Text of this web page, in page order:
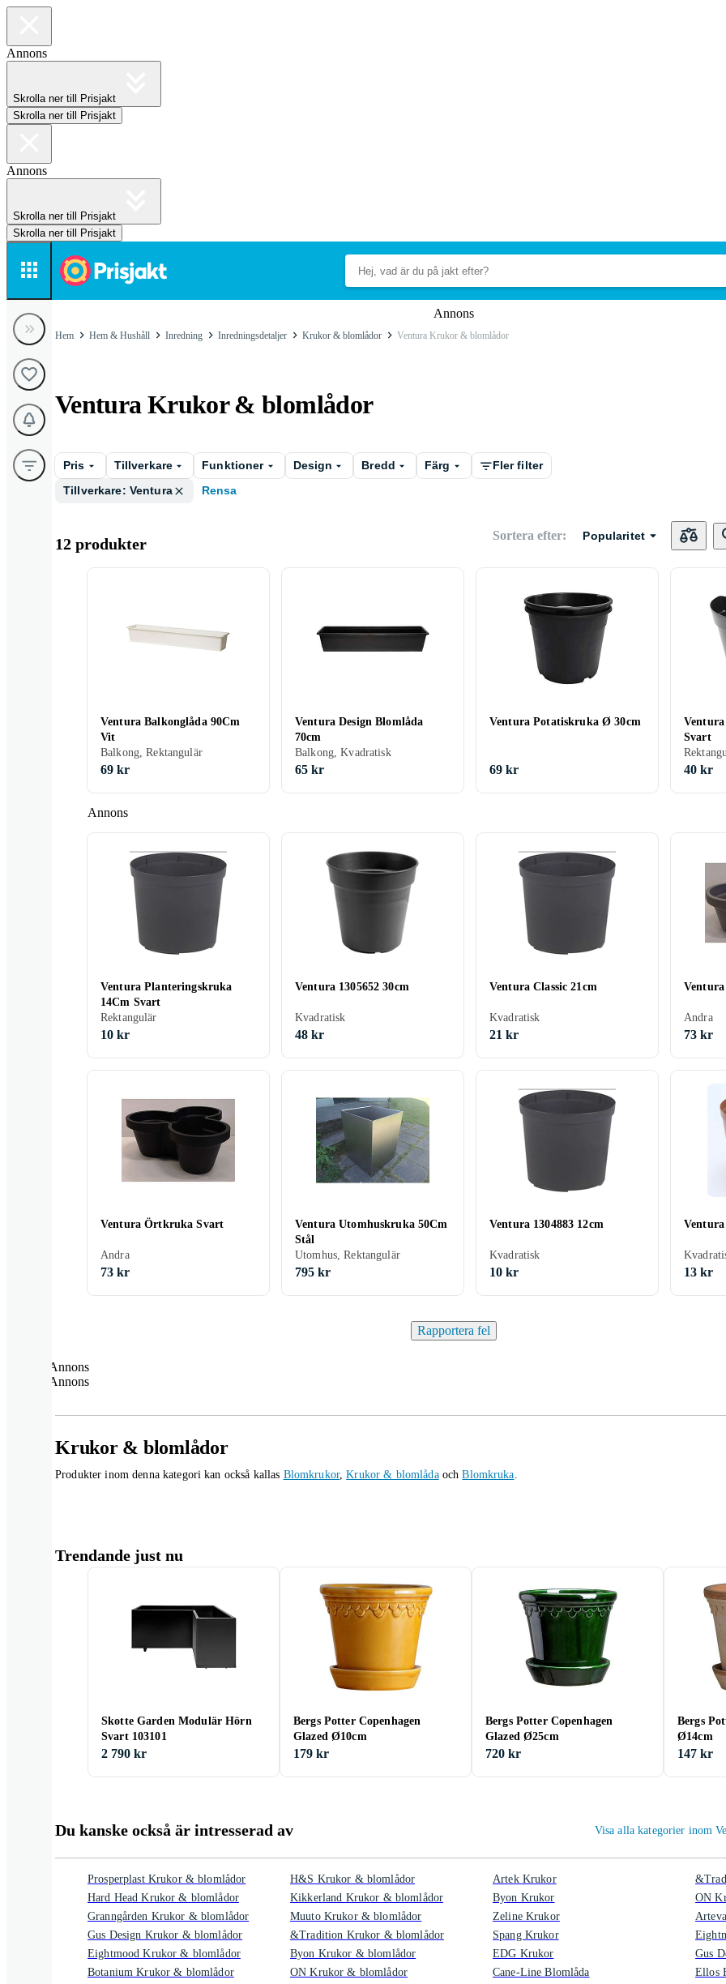
Annons
Skrolla ner till Prisjakt
Skrolla ner till Prisjakt
Annons
Skrolla ner till Prisjakt
Skrolla ner till Prisjakt
Annons
Hem Hem & Hushåll Inredning Inredningsdetaljer Krukor & blomlådor Ventura Krukor & blomlådor
Ventura Krukor & blomlådor
Pris Tillverkare Funktioner Design Bredd Färg
Fler filter
Tillverkare: Ventura
Rensa
12 produkter Sortera efter: Popularitet
Annons
Ventura Balkonglåda 90Cm
Vit
Balkong, Rektangulär
69 kr
Ventura Design Blomlåda
70cm
Balkong, Kvadratisk
65 kr
Ventura Potatiskruka Ø 30cm
69 kr
Svart
40 kr
Ventura Planteringskruka
14Cm Svart
Rektangulär
10 kr
Ventura 1305652 30cm
Kvadratisk
48 kr
Ventura Classic 21cm
Kvadratisk
21 kr
Andra
73 kr
Ventura Örtkruka Svart
Andra
73 kr
Ventura Utomhuskruka 50Cm
Stål
Utomhus, Rektangulär
795 kr
Ventura 1304883 12cm
Kvadratisk
10 kr
Ventura
13 kr
Rapportera fel
Annons
Annons
Krukor & blomlådor
Produkter inom denna kategori kan också kallas Blomkrukor,Krukor & blomlådaochBlomkruka.
Trendande just nu
Skotte Garden Modulär Hörn
Svart 103101
2 790 kr
Bergs Potter Copenhagen
Glazed Ø10cm
179 kr
Bergs Potter Copenhagen
Glazed Ø25cm
720 kr
Bergs
Ø14cm
147 kr
Du kanske också är intresserad av Visa alla kategorier inom
Prosperplast Krukor & blomlådor
Hard Head Krukor & blomlådor
Granngården Krukor & blomlådor
Gus Design Krukor & blomlådor
Eightmood Krukor & blomlådor
Botanium Krukor & blomlådor
H&S Krukor & blomlådor
Kikkerland Krukor & blomlådor
Muuto Krukor & blomlådor
&Tradition Krukor & blomlådor
Byon Krukor & blomlådor
ON Krukor & blomlådor
Artek Krukor
Byon Krukor
Zeline Krukor
Spang Krukor
EDG Krukor
Cane-Line Blomlåda
ON
Gus
Ellos